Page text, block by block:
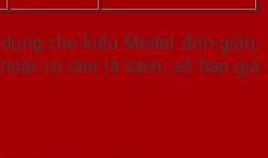
cho kiểu Model đơn giản,
có làm lá sách…sẽ báo giá